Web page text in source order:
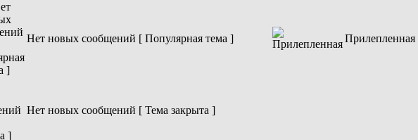
Нет новых сообщений [ Популярная тема ] Прилепленная
Нет новых сообщений [ Тема закрыта ]